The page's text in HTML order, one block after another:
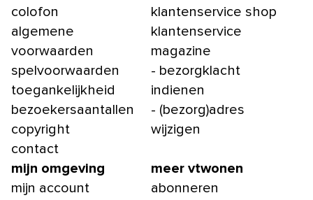
colofon
algemene
voorwaarden
spelvoorwaarden
toegankelijkheid
bezoekersaantallen
copyright
contact
klantenservice shop
klantenservice
magazine
- bezorgklacht
indienen
- (bezorg)adres
wijzigen
mijn omgeving
mijn account
meer vtwonen
abonneren